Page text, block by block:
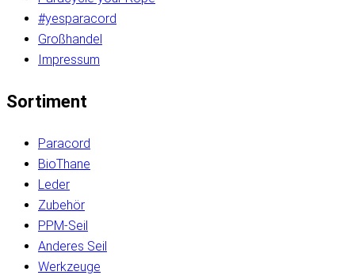
#yesparacord
Großhandel
Impressum
Sortiment
Paracord
BioThane
Leder
Zubehör
PPM-Seil
Anderes Seil
Werkzeuge